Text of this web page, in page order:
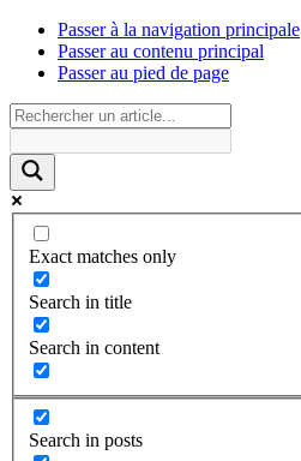
Passer à la navigation principale
Passer au contenu principal
Passer au pied de page
Exact matches only
Search in title
Search in content
Search in posts